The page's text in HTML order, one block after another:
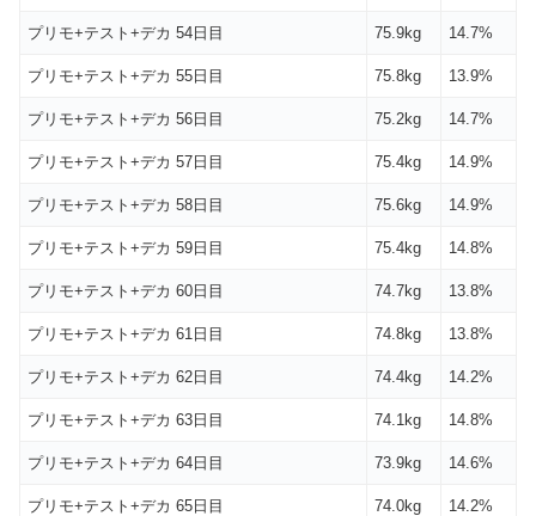
プリモ+テスト+デカ 54日目 75.9kg 14.7%
プリモ+テスト+デカ 55日目 75.8kg 13.9%
プリモ+テスト+デカ 56日目 75.2kg 14.7%
プリモ+テスト+デカ 57日目 75.4kg 14.9%
プリモ+テスト+デカ 58日目 75.6kg 14.9%
プリモ+テスト+デカ 59日目 75.4kg 14.8%
プリモ+テスト+デカ 60日目 74.7kg 13.8%
プリモ+テスト+デカ 61日目 74.8kg 13.8%
プリモ+テスト+デカ 62日目 74.4kg 14.2%
プリモ+テスト+デカ 63日目 74.1kg 14.8%
プリモ+テスト+デカ 64日目 73.9kg 14.6%
プリモ+テスト+デカ 65日目 74.0kg 14.2%